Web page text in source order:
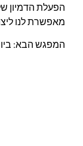
הפעלת הדמיון
מאפשרת לנו
המפגש הבא: ביום ראשון